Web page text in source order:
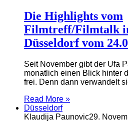
Die Highlights vom
Filmtreff/Filmtalk
Düsseldorf vom
Seit November gibt der Ufa
monatlich einen Blick hinter
frei. Denn dann verwandelt
Read More »
Düsseldorf
Klaudija Paunovic29.